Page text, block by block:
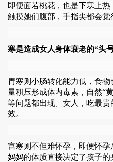
即便面若桃花，也是下寒上
触摸她们腹部，手指尖都会觉
寒是造成女人身体衰老的“头号
胃寒则小肠转化能力低，食
量积压形成体内毒素，自然“
等问题都出现。女人，吃最
效。
宫寒则不但难怀孕，即便怀孕
妈妈的体质直接决定了孩子